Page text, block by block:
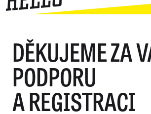
DĚKUJEME ZA
PODPORU
A REGISTRACI